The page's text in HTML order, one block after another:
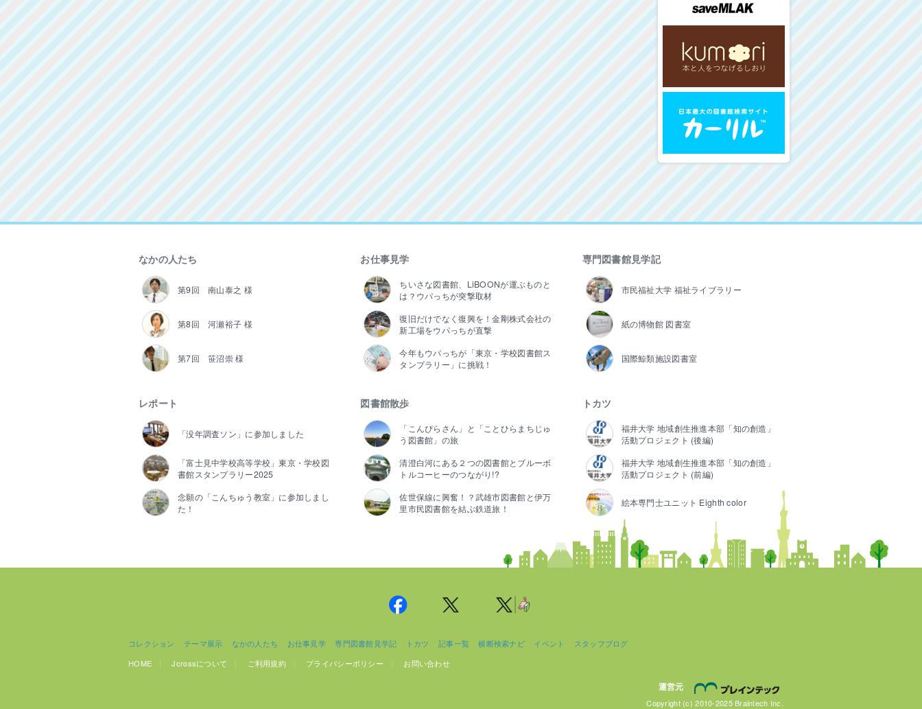
なかの人たち
第9回 南山泰之 様
第8回 河瀬裕子 様
第7回 笹沼崇 様
お仕事見学
ちいさな図書館、LiBOONが運ぶものと
は？ウパっちが突撃取材
復旧だけでなく復興を！金剛株式会社の
新工場をウパっちが直撃
今年もウパっちが「東京・学校図書館ス
タンプラリー」に挑戦！
専門図書館見学記
市民福祉大学 福祉ライブラリー
紙の博物館 図書室
国際鯨類施設図書室
レポート
「没年調査ソン」に参加しました
「富士見中学校高等学校」東京・学校図
書館スタンプラリー2025
念願の「こんちゅう教室」に参加しまし
た！
図書館散歩
「こんぴらさん」と「ことひらまちじゅ
う図書館」の旅
清澄白河にある２つの図書館とブルーボ
トルコーヒーのつながり!?
佐世保線に興奮！？武雄市図書館と伊万
里市民図書館を結ぶ鉄道旅！
トカツ
福井大学 地域創生推進本部「知の創造」
活動プロジェクト (後編)
福井大学 地域創生推進本部「知の創造」
活動プロジェクト (前編)
絵本専門士ユニット Eighth color
コレクション テーマ展示 なかの人たち お仕事見学 専門図書館見学記 トカツ 記事一覧 横断検索ナビ イベント
スタッフブログ
HOME
Jcrossについて ご利用規約 プライバシーポリシー お問い合わせ
運営元
Copyright (c) 2010-2025 Braintech Inc.